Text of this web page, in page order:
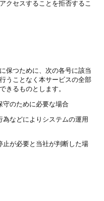
クセスすることを拒否するこ
保つために、次の各号に該当
うことなく本サービスの全部
きるものとします。
守のために必要な場合
為などによりシステムの運用
止が必要と当社が判断した場